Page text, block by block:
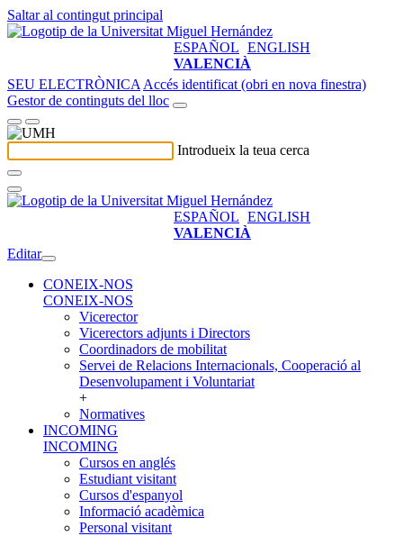
Saltar al contingut principal
ESPAÑOL ENGLISH
VALENCIÀ
SEU ELECTRÒNICA Accés identificat (obri en nova finestra)
Gestor de continguts del lloc
Introdueix la teua cerca
ESPAÑOL ENGLISH
VALENCIÀ
Editar
CONEIX-NOS
CONEIX-NOS
Vicerector
Vicerectors adjunts i Directors
Coordinadors de mobilitat
Servei de Relacions Internacionals, Cooperació al
Desenvolupament i Voluntariat
+
Normatives
INCOMING
INCOMING
Cursos en anglés
Estudiant visitant
Cursos d'espanyol
Informació acadèmica
Personal visitant